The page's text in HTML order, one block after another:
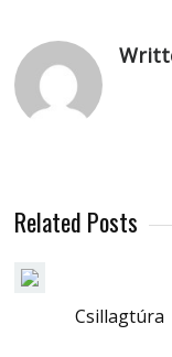
Related Posts
Csillagtúra